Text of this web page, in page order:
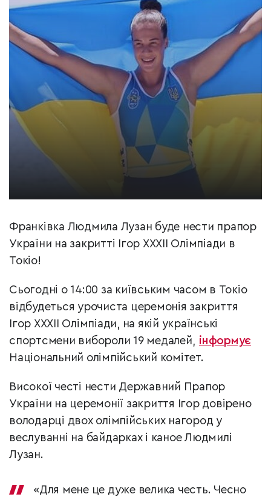
Франківка Людмила Лузан буде нести прапор
України на закритті Ігор ХХХІІ Олімпіади в
Токіо!
Сьогодні о 14:00 за київським часом в Токіо
відбудеться урочиста церемонія закриття
Ігор ХХХІІ Олімпіади, на якій українські
спортсмени вибороли 19 медалей, інформує
Національний олімпійський комітет.
Високої честі нести Державний Прапор
України на церемонії закриття Ігор довірено
володарці двох олімпійських нагород у
веслуванні на байдарках і каное Людмилі
Лузан.
«Для мене це дуже велика честь. Чесно